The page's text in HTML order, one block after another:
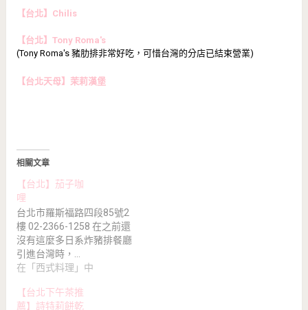
【台北】Chilis
【台北】Tony Roma's
(Tony Roma's 豬肋排非常好吃，可惜台灣的分店已結束營業)
【台北天母】茉莉漢堡
相關文章
【台北】茄子咖
哩
台北市羅斯福路四段85號2
樓 02-2366-1258 在之前還
沒有這麼多日系炸豬排餐廳
引進台灣時，…
在「西式料理」中
【台北下午茶推
薦】詩特莉餅乾